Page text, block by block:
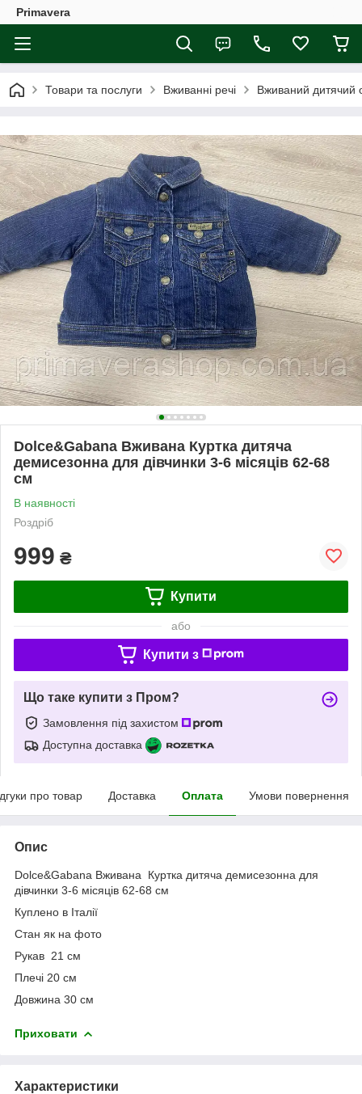
Primavera
Товари та послуги Вживанні речі Вживаний дитячий
Dolce&Gabana Вживана Куртка дитяча
демисезонна для дівчинки 3-6 місяців 62-68
см
В наявності
Роздріб
999 ₴
Купити
або
Купити з
Що таке купити з Пром?
Замовлення під захистом
Доступна доставка
про товар Доставка Оплата Умови повернення
Опис
Dolce&Gabana Вживана Куртка дитяча демисезонна для
дівчинки 3-6 місяців 62-68 см
Куплено в Італії
Стан як на фото
Рукав 21 см
Плечі 20 см
Довжина 30 см
Приховати
Характеристики